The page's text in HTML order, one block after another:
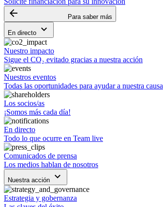
arrow_backward Para saber más
En directo keyboard_arrow_down
Nuestro impacto
Sigue el CO₂ evitado gracias a nuestra acción
Nuestros eventos
Todas las oportunidades para ayudar a nuestra causa
Los socios/as
¡Somos más cada día!
En directo
Todo lo que ocurre en Team live
Comunicados de prensa
Los medios hablan de nosotros
Nuestra acción keyboard_arrow_down
Estrategia y gobernanza